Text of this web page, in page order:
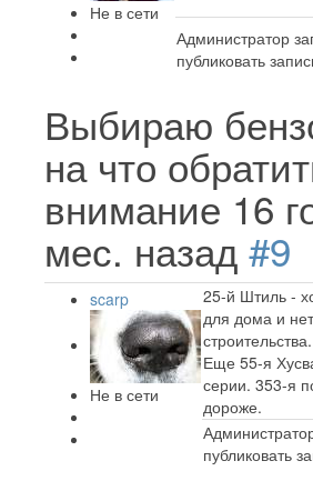
Не в сети
Администратор
публиковать
Выбираю
на что
внимание 16
мес. назад #9
scarp
Не в сети
25-й Штиль -
для дома и
строительства.
Еще 55-я
серии. 353-я
дороже.
публиковать